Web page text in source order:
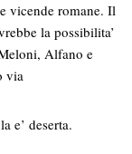
vicende romane. Il
la possibilita’
Alfano e
via
e’ deserta.